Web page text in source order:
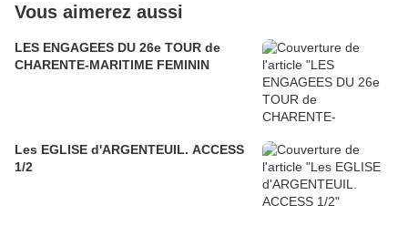
Vous aimerez aussi
LES ENGAGEES DU 26e TOUR de
CHARENTE-MARITIME FEMININ
Les EGLISE d'ARGENTEUIL. ACCESS
1/2